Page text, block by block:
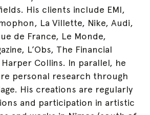
His clients include EMI,
La Villette, Nike, Audi,
de France, Le Monde,
L’Obs, The Financial
Harper Collins. In parallel, he
personal research through
His creations are regularly
and participation in artistic